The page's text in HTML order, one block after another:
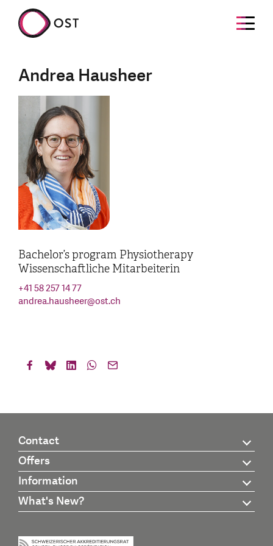
Andrea Hausheer
Bachelor’s program Physiotherapy
Wissenschaftliche Mitarbeiterin
+41 58 257 14 77
andrea.hausheer@ost.ch
Contact
Offers
Information
What's New?